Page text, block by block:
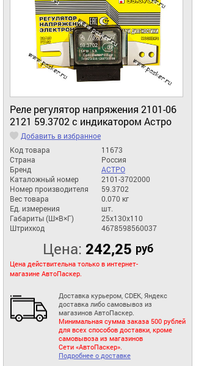
Реле регулятор напряжения 2101-06
2121 59.3702 с индикатором Астро
Добавить в избранное
Код товара
11673
Страна
Россия
Бренд
АСТРО
Каталожный номер
2101-3702000
Номер производителя
59.3702
Вес товара
0.070 кг
Ед. измерения
шт.
Габариты (Ш×В×Г)
25x130x110
Штрихкод
4678598560037
Цена: 242,25 руб
Цена действительна только в интернет-
магазине АвтоПаскер.
Доставка курьером, CDEK, Яндекс
доставка либо самовывоз из
магазинов АвтоПаскер.
Минимальная сумма заказа 500 рублей
для всех способов доставки, кроме
самовывоза из магазинов
Сети «АвтоПаскер».
Подробнее о доставке